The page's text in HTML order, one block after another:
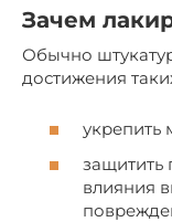
Зачем
Обычно
достижения
укрепить
защитить
влияния